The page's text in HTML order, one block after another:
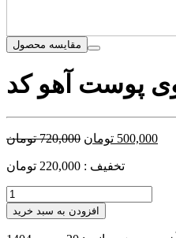
مقایسه محصول
720,000 تومان 500,000 تومان
تخفیف : 220,000 تومان
افزودن به سبد خرید